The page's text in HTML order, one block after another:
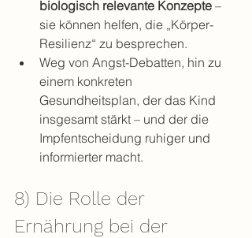
biologisch relevante Konzepte –
sie können helfen, die „Körper-
Resilienz“ zu besprechen.
Weg von Angst-Debatten, hin zu
einem konkreten
Gesundheitsplan, der das Kind
insgesamt stärkt – und der die
Impfentscheidung ruhiger und
informierter macht.
8) Die Rolle der
Ernährung bei der